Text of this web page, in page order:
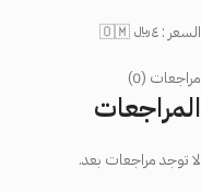
السعر : ٤﷼ 🇴🇲
مراجعات (0)
المراجعات
لا توجد مراجعات بعد.